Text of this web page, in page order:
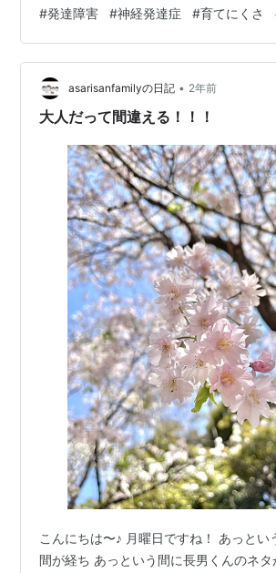
#発達障害 #神経発達症 #育てにくさ
asarisanfamilyの日記 • 2年前
大人だって間違える！！！
こんにちは〜♪ 月曜日ですね！ あっとい
間が経ち あっという間に長男くんのネ